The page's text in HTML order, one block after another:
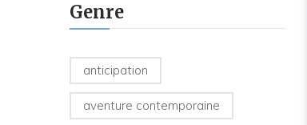
Genre
anticipation
aventure contemporaine